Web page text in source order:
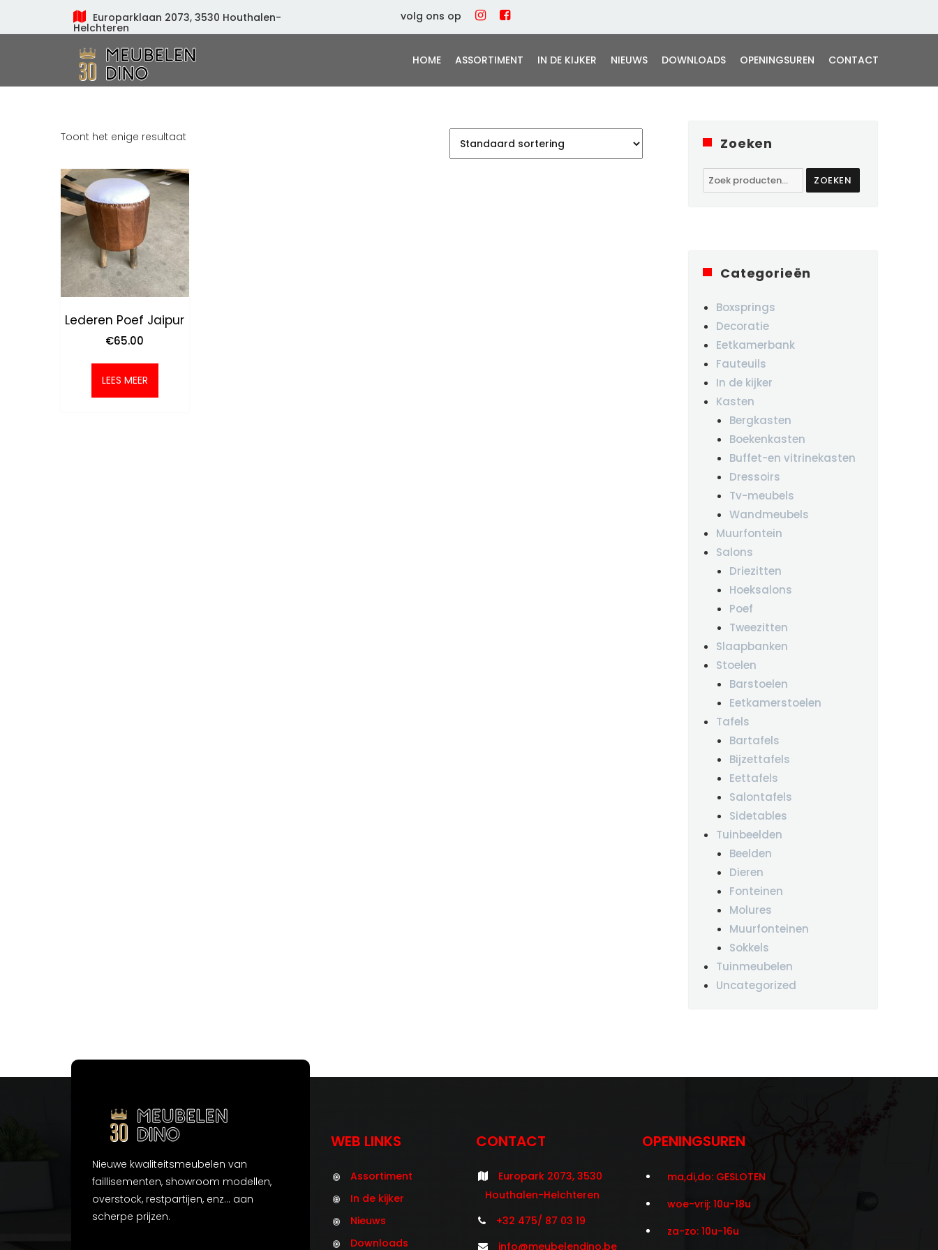
Europarklaan 2073, 3530 Houthalen-
Helchteren
volg ons op
HOME ASSORTIMENT IN DE KIJKER NIEUWS DOWNLOADS OPENINGSUREN CONTACT
Toont het enige resultaat
Lederen Poef Jaipur
€65.00
LEES MEER
Zoeken
Zoeken
naar:
ZOEKEN
Categorieën
Boxsprings
Decoratie
Eetkamerbank
Fauteuils
In de kijker
Kasten
Bergkasten
Boekenkasten
Buffet-en vitrinekasten
Dressoirs
Tv-meubels
Wandmeubels
Muurfontein
Salons
Driezitten
Hoeksalons
Poef
Tweezitten
Slaapbanken
Stoelen
Barstoelen
Eetkamerstoelen
Tafels
Bartafels
Bijzettafels
Eettafels
Salontafels
Sidetables
Tuinbeelden
Beelden
Dieren
Fonteinen
Molures
Muurfonteinen
Sokkels
Tuinmeubelen
Uncategorized
Nieuwe kwaliteitsmeubelen van
faillisementen, showroom modellen,
overstock, restpartijen, enz... aan
scherpe prijzen.
WEB LINKS
Assortiment
In de kijker
Nieuws
Downloads
CONTACT
Europark 2073, 3530
Houthalen-Helchteren
+32 475/ 87 03 19
info@meubelendino.be
OPENINGSUREN
ma,di,do: GESLOTEN
woe-vrij: 10u-18u
za-zo: 10u-16u